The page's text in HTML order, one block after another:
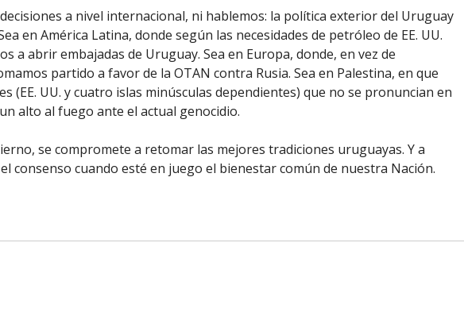
a nivel internacional, ni hablemos: la política exterior del Uruguay
en América Latina, donde según las necesidades de petróleo de EE. UU.
a abrir embajadas de Uruguay. Sea en Europa, donde, en vez de
partido a favor de la OTAN contra Rusia. Sea en Palestina, en que
(EE. UU. y cuatro islas minúsculas dependientes) que no se pronuncian en
alto al fuego ante el actual genocidio.
se compromete a retomar las mejores tradiciones uruguayas. Y a
consenso cuando esté en juego el bienestar común de nuestra Nación.